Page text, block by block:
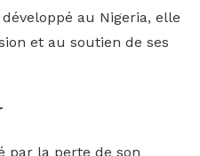
au Nigeria, elle
et au soutien de ses
par la perte de son